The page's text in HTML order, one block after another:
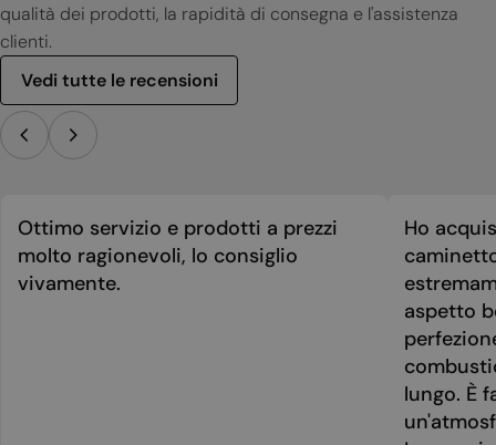
qualità dei prodotti, la rapidità di consegna e l'assistenza
clienti.
Vedi tutte le recensioni
Ottimo servizio e prodotti a prezzi
molto ragionevoli, lo consiglio
vivamente.
Ho
aspetto
lungo. È